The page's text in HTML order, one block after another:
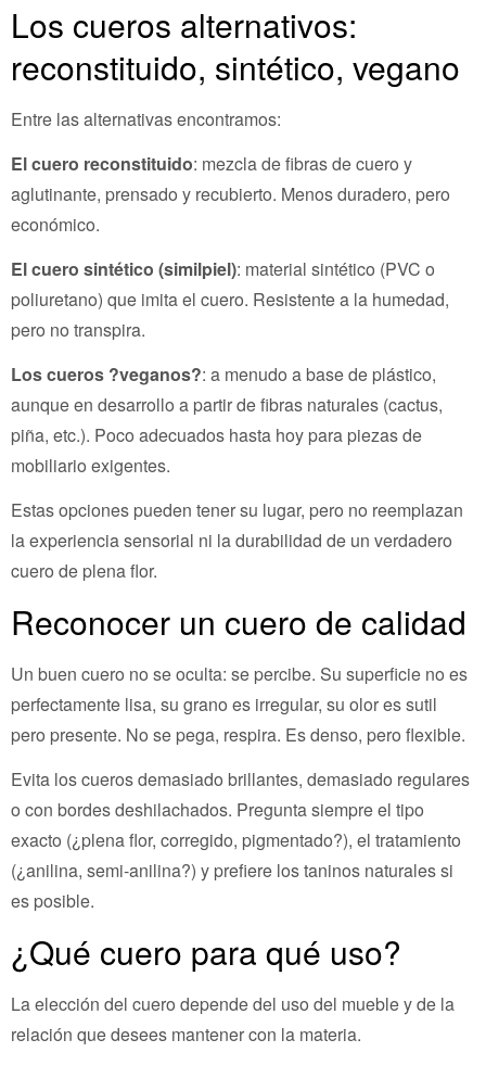
Los cueros alternativos:
reconstituido, sintético, vegano
Entre las alternativas encontramos:
El cuero reconstituido: mezcla de fibras de cuero y
aglutinante, prensado y recubierto. Menos duradero, pero
económico.
El cuero sintético (similpiel): material sintético (PVC o
poliuretano) que imita el cuero. Resistente a la humedad,
pero no transpira.
Los cueros ?veganos?: a menudo a base de plástico,
aunque en desarrollo a partir de fibras naturales (cactus,
piña, etc.). Poco adecuados hasta hoy para piezas de
mobiliario exigentes.
Estas opciones pueden tener su lugar, pero no reemplazan
la experiencia sensorial ni la durabilidad de un verdadero
cuero de plena flor.
Reconocer un cuero de calidad
Un buen cuero no se oculta: se percibe. Su superficie no es
perfectamente lisa, su grano es irregular, su olor es sutil
pero presente. No se pega, respira. Es denso, pero flexible.
Evita los cueros demasiado brillantes, demasiado regulares
o con bordes deshilachados. Pregunta siempre el tipo
exacto (¿plena flor, corregido, pigmentado?), el tratamiento
(¿anilina, semi-anilina?) y prefiere los taninos naturales si
es posible.
¿Qué cuero para qué uso?
La elección del cuero depende del uso del mueble y de la
relación que desees mantener con la materia.